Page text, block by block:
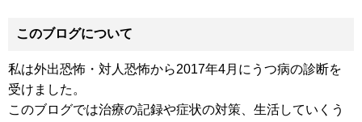
このブログについて
私は外出恐怖・対人恐怖から2017年4月にうつ病の診断を
受けました。
このブログでは治療の記録や症状の対策、生活していくう